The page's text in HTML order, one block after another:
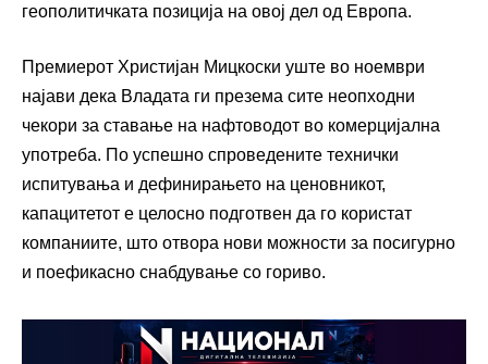
геополитичката позиција на овој дел од Европа.
Премиерот Христијан Мицкоски уште во ноември
најави дека Владата ги презема сите неопходни
чекори за ставање на нафтоводот во комерцијална
употреба. По успешно спроведените технички
испитувања и дефинирањето на ценовникот,
капацитетот е целосно подготвен да го користат
компаниите, што отвора нови можности за посигурно
и поефикасно снабдување со гориво.